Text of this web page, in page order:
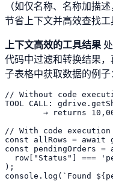
（如仅名称、名称加描
节省上下文并高效查找工
上下文高效的工具结果
代码中过滤和转换结果
子表格中获取数据的例子
// Without code
TOOL CALL:
→ returns
// With code
const allRows =
const pendingOrders
row["Status"] ===
);
console.log(`Found